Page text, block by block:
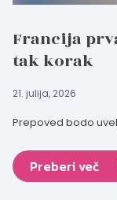
Francija
tak korak
21. julija, 2026
Prepoved bodo
Preberi več